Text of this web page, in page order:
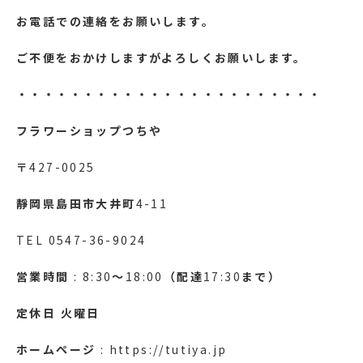
お電話での連絡をお願いします。
ご不便をおかけしますがよろしくお願いします。
・・・・・・・・・・・・・・・・・・・・・・・
フラワーショップつちや
〒427-0025
靜岡県島田市大井町4-11
TEL 0547-36-9024
営業時間 : 8:30～ 18:00 （配達17:30 まで）
定休日 火曜日
ホームページ : https://tutiya.jp